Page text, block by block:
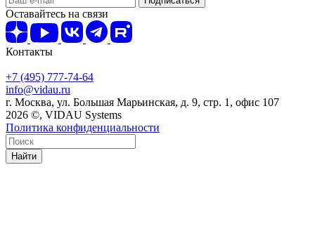
Оставайтесь на связи
Контакты
+7 (495) 777-74-64
info@vidau.ru
г. Москва, ул. Большая Марьинская, д. 9, стр. 1, офис 107
2026 ©, VIDAU Systems
Политика конфиденциальности
Найти